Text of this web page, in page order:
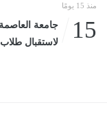
منذ 15 يومًا
15
جامعة
لاستقبال طلاب